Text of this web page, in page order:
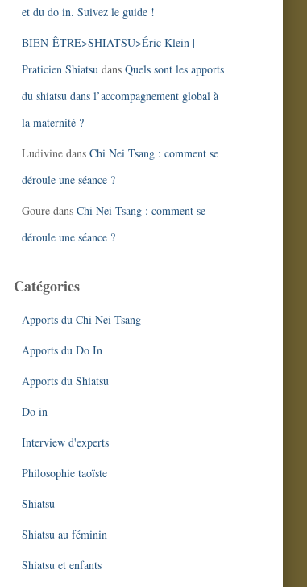
et du do in. Suivez le guide !
BIEN-ÊTRE>SHIATSU>Éric Klein |
Praticien Shiatsudans Quels sont les apports
du shiatsu dans l’accompagnement global à
la maternité ?
Ludivinedans Chi Nei Tsang : comment se
déroule une séance ?
Gouredans Chi Nei Tsang : comment se
déroule une séance ?
Catégories
Apports du Chi Nei Tsang
Apports du Do In
Apports du Shiatsu
Do in
Interview d'experts
Philosophie taoïste
Shiatsu
Shiatsu au féminin
Shiatsu et enfants